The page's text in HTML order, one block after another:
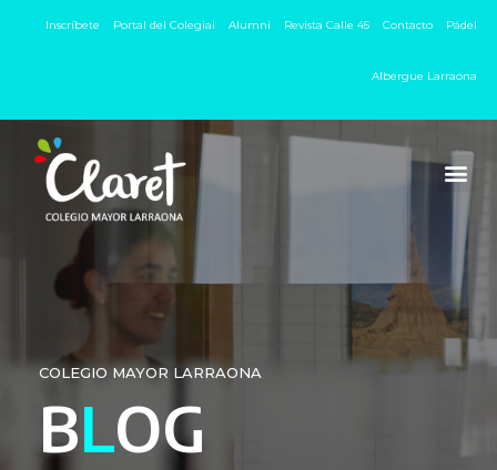
Inscríbete Portal del Colegial Alumni Revista Calle 45 Contacto Pádel
Albergue Larraona
COLEGIO MAYOR LARRAONA
BLOG